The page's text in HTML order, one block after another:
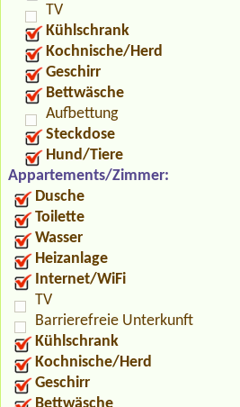
TV
Kühlschrank
Kochnische/Herd
Geschirr
Bettwäsche
Aufbettung
Steckdose
Hund/Tiere
Appartements/Zimmer:
Dusche
Toilette
Wasser
Heizanlage
Internet/WiFi
TV
Barrierefreie Unterkunft
Kühlschrank
Kochnische/Herd
Geschirr
Bettwäsche